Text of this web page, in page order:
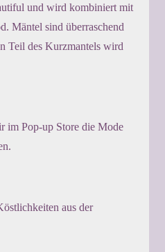
und wird kombiniert mit
Mäntel sind überraschend
Teil des Kurzmantels wird
im Pop-up Store die Mode
aus der